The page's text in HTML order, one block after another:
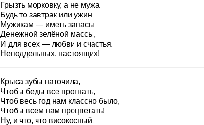
Грызть морковку, а не мужа
Будь то завтрак или ужин!
Мужикам — иметь запасы
Денежной зелёной массы,
И для всех — любви и счастья,
Неподдельных, настоящих!
Крыса зубы наточила,
Чтобы беды все прогнать,
Чтоб весь год нам классно было,
Чтобы всем нам процветать!
Ну, и что, что високосный,